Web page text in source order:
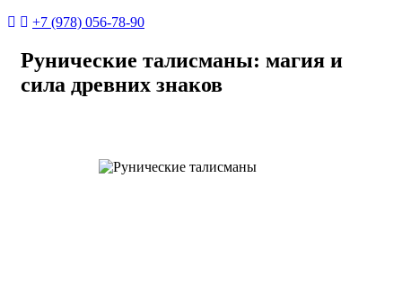
+7 (978) 056-78-90
Рунические талисманы: магия и
сила древних знаков